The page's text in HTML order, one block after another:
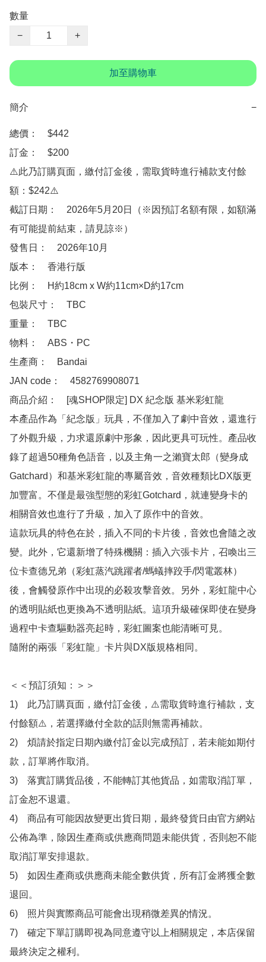
數量
−
+
加至購物車
簡介 −
總價：　$442
訂金：　$200
⚠️此乃訂購頁面，繳付訂金後，需取貨時進行補款支付餘
額：$242⚠️
截訂日期：　2026年5月20日（※因預訂名額有限，如額滿
有可能提前結束，請見諒※）
發售日：　2026年10月
版本：　香港行版
比例：　H約18cm x W約11cm×D約17cm
包裝尺寸：　TBC
重量：　TBC
物料：　ABS・PC
生產商：　Bandai
JAN code：　4582769908071
商品介紹：　[魂SHOP限定] DX 紀念版 基米彩虹龍
本產品作為「紀念版」玩具，不僅加入了劇中音效，還進行
了外觀升級，力求還原劇中形象，因此更具可玩性。產品收
錄了超過50種角色語音，以及主角一之瀨寶太郎（變身成
Gatchard）和基米彩虹龍的專屬音效，音效種類比DX版更
加豐富。不僅是最強型態的彩虹Gotchard，就連變身卡的
相關音效也進行了升級，加入了原作中的音效。
這款玩具的特色在於，插入不同的卡片後，音效也會隨之改
變。此外，它還新增了特殊機關：插入六張卡片，召喚出三
位卡查德兄弟（彩虹蒸汽跳躍者/螞蟻摔跤手/閃電叢林）
後，會觸發原作中出現的必殺攻擊音效。另外，彩虹龍中心
的透明貼紙也更換為不透明貼紙。這項升級確保即使在變身
過程中卡查驅動器亮起時，彩虹圖案也能清晰可見。
隨附的兩張「彩虹龍」卡片與DX版規格相同。
＜＜預訂須知：＞＞
1)　此乃訂購頁面，繳付訂金後，⚠️需取貨時進行補款，支
付餘額⚠️，若選擇繳付全款的話則無需再補款。
2)　煩請於指定日期內繳付訂金以完成預訂，若未能如期付
款，訂單將作取消。
3)　落實訂購貨品後，不能轉訂其他貨品，如需取消訂單，
訂金恕不退還。
4)　商品有可能因故變更出貨日期，最終發貨日由官方網站
公佈為準，除因生產商或供應商問題未能供貨，否則恕不能
取消訂單安排退款。
5)　如因生產商或供應商未能全數供貨，所有訂金將獲全數
退回。
6)　照片與實際商品可能會出現稍微差異的情況。
7)　確定下單訂購即視為同意遵守以上相關規定，本店保留
最終決定之權利。